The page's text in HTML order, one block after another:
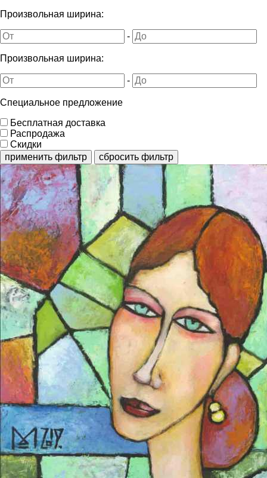
Произвольная ширина:
-
Произвольная ширина:
-
Специальное предложение
Бесплатная доставка
Распродажа
Скидки
применить фильтр
сбросить фильтр